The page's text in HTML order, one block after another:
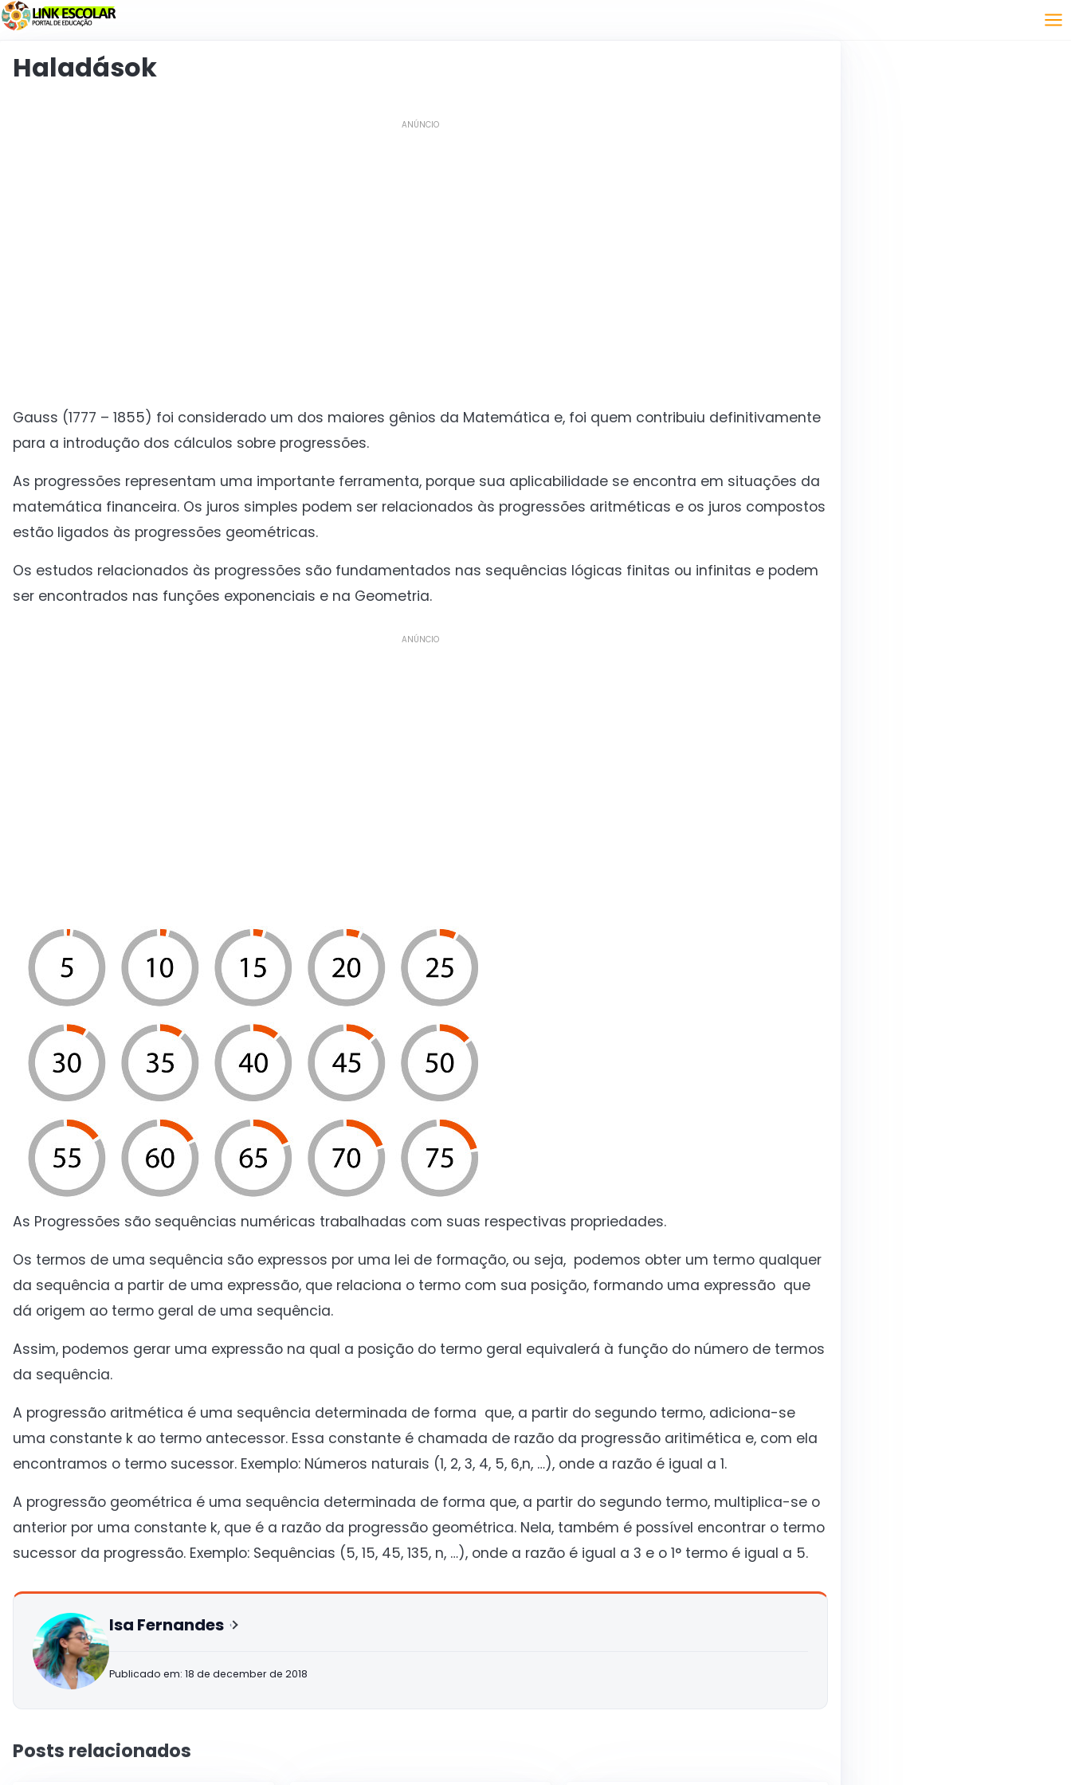
Link
Haladások
ANÚNCIO
Gauss (1777 – 1855) foi considerado um dos maiores gênios da Matemática e, foi quem contribuiu definitivamente
para a introdução dos cálculos sobre progressões.
As progressões representam uma importante ferramenta, porque sua aplicabilidade se encontra em situações da
matemática financeira. Os juros simples podem ser relacionados às progressões aritméticas e os juros compostos
estão ligados às progressões geométricas.
Os estudos relacionados às progressões são fundamentados nas sequências lógicas finitas ou infinitas e podem
ser encontrados nas funções exponenciais e na Geometria.
ANÚNCIO
As Progressões são sequências numéricas trabalhadas com suas respectivas propriedades.
Os termos de uma sequência são expressos por uma lei de formação, ou seja, podemos obter um termo qualquer
da sequência a partir de uma expressão, que relaciona o termo com sua posição, formando uma expressão que
dá origem ao termo geral de uma sequência.
Assim, podemos gerar uma expressão na qual a posição do termo geral equivalerá à função do número de termos
da sequência.
A progressão aritmética é uma sequência determinada de forma que, a partir do segundo termo, adiciona-se
uma constante k ao termo antecessor. Essa constante é chamada de razão da progressão aritimética e, com ela
encontramos o termo sucessor. Exemplo: Números naturais (1, 2, 3, 4, 5, 6,n, …), onde a razão é igual a 1.
A progressão geométrica é uma sequência determinada de forma que, a partir do segundo termo, multiplica-se o
anterior por uma constante k, que é a razão da progressão geométrica. Nela, também é possível encontrar o termo
sucessor da progressão. Exemplo: Sequências (5, 15, 45, 135, n, …), onde a razão é igual a 3 e o 1° termo é igual a 5.
Isa Fernandes
Publicado em: 18 de december de 2018
Posts relacionados